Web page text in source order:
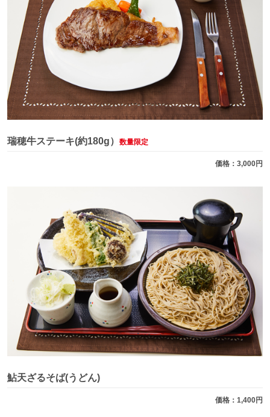
瑞穂牛ステーキ(約180g） 数量限定
価格：3,000円
鮎天ざるそば(うどん)
価格：1,400円